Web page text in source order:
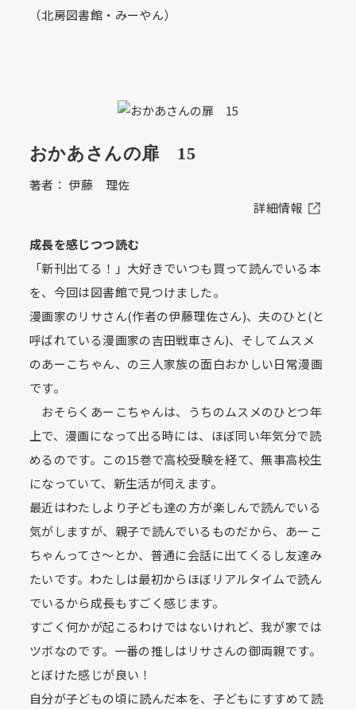
（北房図書館・みーやん）
おかあさんの扉 15
著者： 伊藤 理佐
詳細情報
成長を感じつつ読む
「新刊出てる！」大好きでいつも買って読んでいる本
を、今回は図書館で見つけました。
漫画家のリサさん(作者の伊藤理佐さん)、夫のひと(と
呼ばれている漫画家の吉田戦車さん)、そしてムスメ
のあーこちゃん、の三人家族の面白おかしい日常漫画
です。
おそらくあーこちゃんは、うちのムスメのひとつ年
上で、漫画になって出る時には、ほぼ同い年気分で読
めるのです。この15巻で高校受験を経て、無事高校生
になっていて、新生活が伺えます。
最近はわたしより子ども達の方が楽しんで読んでいる
気がしますが、親子で読んでいるものだから、あーこ
ちゃんってさ～とか、普通に会話に出てくるし友達み
たいです。わたしは最初からほぼリアルタイムで読ん
でいるから成長もすごく感じます。
すごく何かが起こるわけではないけれど、我が家では
ツボなのです。一番の推しはリサさんの御両親です。
とぼけた感じが良い！
自分が子どもの頃に読んだ本を、子どもにすすめて読